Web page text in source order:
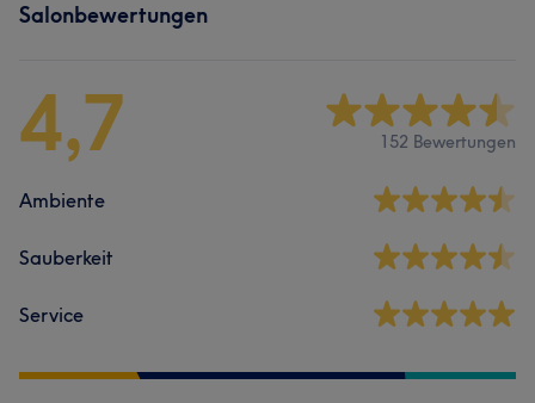
Salonbewertungen
4,7 152 Bewertungen
Ambiente
Sauberkeit
Service